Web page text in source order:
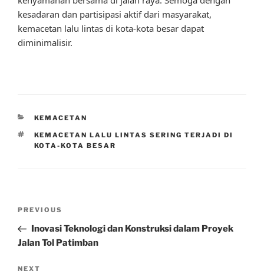
kesadaran dan partisipasi aktif dari masyarakat,
kemacetan lalu lintas di kota-kota besar dapat
diminimalisir.
CATEGORIES
KEMACETAN
TAGS
KEMACETAN LALU LINTAS SERING TERJADI DI
KOTA-KOTA BESAR
Previous
Post
PREVIOUS
Inovasi Teknologi dan Konstruksi dalam Proyek
Jalan Tol Patimban
Next
NEXT